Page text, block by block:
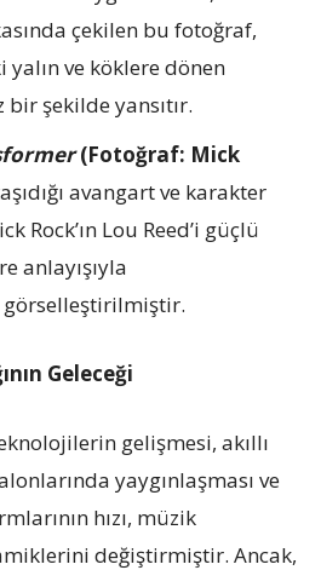
çekilen bu fotoğraf,
ve köklere dönen
şekilde yansıtır.
(Fotoğraf: Mick
avangart ve karakter
Rock’ın Lou Reed’i güçlü
anlayışıyla
Geleceği
gelişmesi, akıllı
yaygınlaşması ve
hızı, müzik
değiştirmiştir. Ancak,